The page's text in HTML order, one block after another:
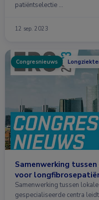
patiëntselectie …
12 sep. 2023
Congresnieuws
Samenwerking
voor
Samenwerking tussen
gespecialiseerde centra